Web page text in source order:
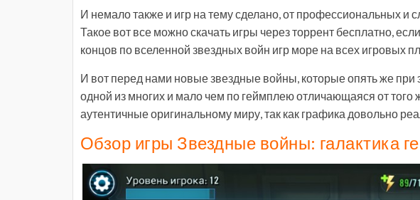
И немало также и игр на тему сделано, от профессиональных и
Такое вот все можно скачать игры через торрент бесплатно,
концов по вселенной звездных войн игр море на всех игровых
И вот перед нами новые звездные войны, которые опять же при
одной из многих и мало чем по геймплею отличающаяся от того
аутентичные оригинальному миру, так как графика довольно
Обзор игры Звездные войны: галактика